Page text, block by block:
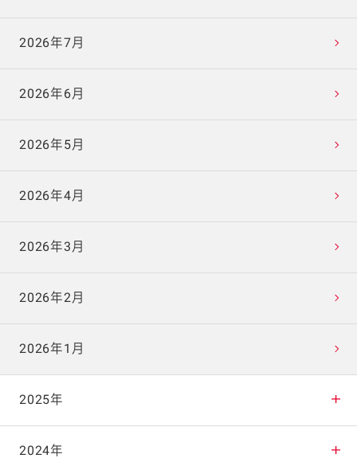
2026年7月
2026年6月
2026年5月
2026年4月
2026年3月
2026年2月
2026年1月
2025年
2025年12月
2024年